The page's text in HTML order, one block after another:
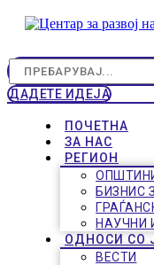
ДАДЕТЕ ИДЕЈА
ПОЧЕТНА
ЗА НАС
РЕГИОН
БИЗНИС
НАУЧНИ
ОДНОСИ СО
ВЕСТИ